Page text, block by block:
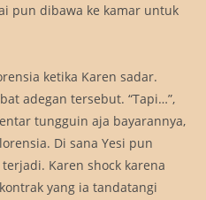
pun dibawa ke kamar untuk
ketika Karen sadar.
adegan tersebut. “Tapi…”,
tungguin aja bayarannya,
Di sana Yesi pun
Karen shock karena
yang ia tandatangi